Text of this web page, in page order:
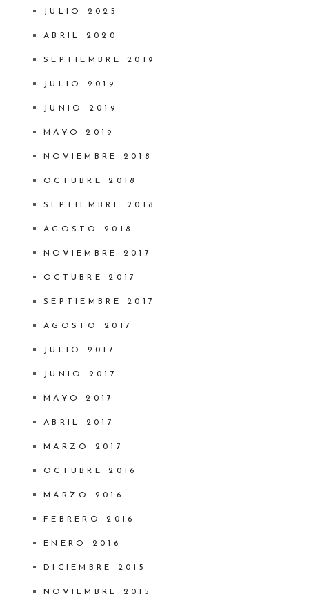
JULIO 2025
ABRIL 2020
SEPTIEMBRE 2019
JULIO 2019
JUNIO 2019
MAYO 2019
NOVIEMBRE 2018
OCTUBRE 2018
SEPTIEMBRE 2018
AGOSTO 2018
NOVIEMBRE 2017
OCTUBRE 2017
SEPTIEMBRE 2017
AGOSTO 2017
JULIO 2017
JUNIO 2017
MAYO 2017
ABRIL 2017
MARZO 2017
OCTUBRE 2016
MARZO 2016
FEBRERO 2016
ENERO 2016
DICIEMBRE 2015
NOVIEMBRE 2015